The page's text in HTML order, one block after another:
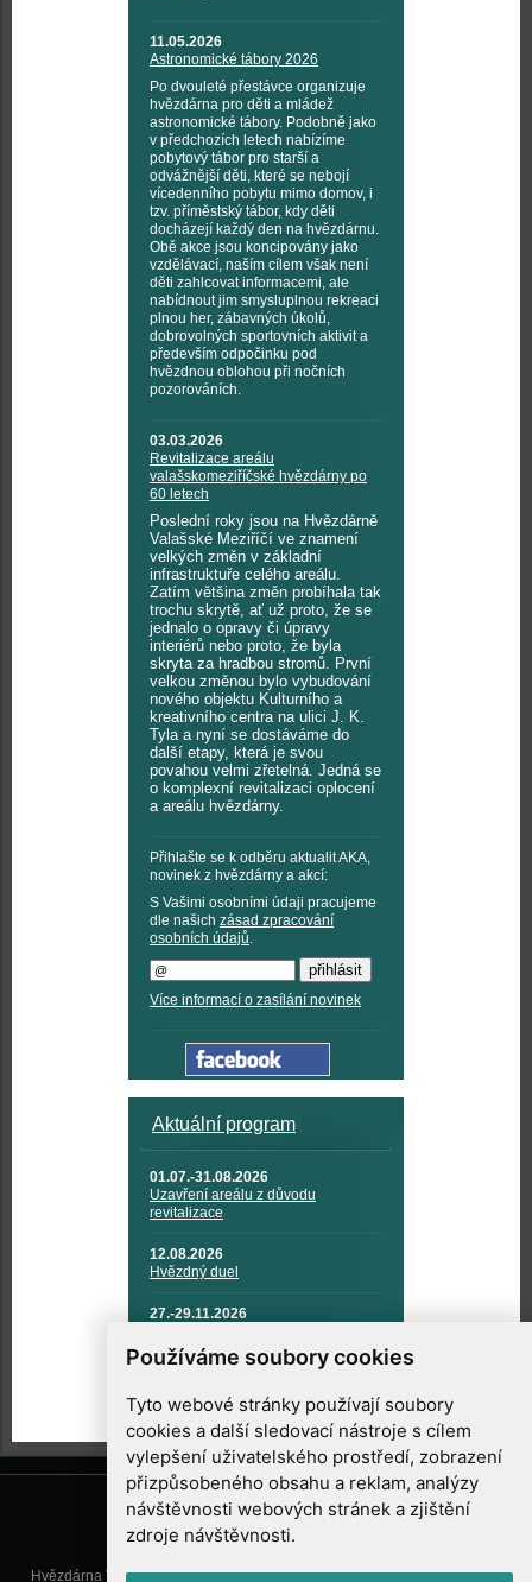
Používáme soubory cookies
Tyto webové stránky používají soubory
cookies a další sledovací nástroje s cílem
vylepšení uživatelského prostředí, zobrazení
přizpůsobeného obsahu a reklam, analýzy
návštěvnosti webových stránek a zjištění
zdroje návštěvnosti.
11.05.2026
Astronomické tábory 2026
Po dvouleté přestávce organizuje
hvězdárna pro děti a mládež
astronomické tábory. Podobně jako
v předchozích letech nabízíme
pobytový tábor pro starší a
odvážnější děti, které se nebojí
vícedenního pobytu mimo domov, i
tzv. příměstský tábor, kdy děti
docházejí každý den na hvězdárnu.
Obě akce jsou koncipovány jako
vzdělávací, naším cílem však není
děti zahlcovat informacemi, ale
nabídnout jim smysluplnou rekreaci
plnou her, zábavných úkolů,
dobrovolných sportovních aktivit a
především odpočinku pod
hvězdnou oblohou při nočních
pozorováních.
03.03.2026
Revitalizace areálu
valašskomeziříčské hvězdárny po
60 letech
Poslední roky jsou na Hvězdárně
Valašské Meziříčí ve znamení
velkých změn v základní
infrastruktuře celého areálu.
Zatím většina změn probíhala tak
trochu skrytě, ať už proto, že se
jednalo o opravy či úpravy
interiérů nebo proto, že byla
skryta za hradbou stromů. První
velkou změnou bylo vybudování
nového objektu Kulturního a
kreativního centra na ulici J. K.
Tyla a nyní se dostáváme do
další etapy, která je svou
povahou velmi zřetelná. Jedná se
o komplexní revitalizaci oplocení
a areálu hvězdárny.
Přihlašte se k odběru aktualit AKA,
novinek z hvězdárny a akcí:
S Vašimi osobními údaji pracujeme
dle našich zásad zpracování
osobních údajů.
Více informací o zasílání novinek
Aktuální program
01.07.-31.08.2026
Uzavření areálu z důvodu
revitalizace
12.08.2026
Hvězdný duel
27.-29.11.2026
TECHNIKA A KOSMICKÉ
TECHNOLOGIE
Hvězdárna Valašské Meziříčí, příspěvková organizace, Vsetínská 78, 757